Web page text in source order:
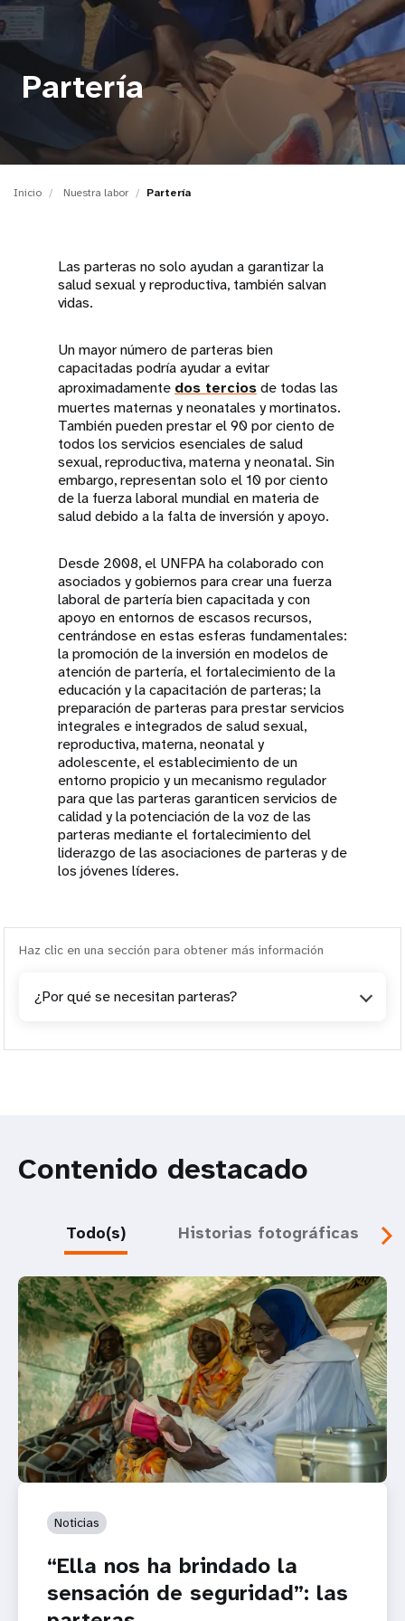
t
n
Partería
Inicio Nuestra labor Partería
Las parteras no solo ayudan a garantizar la
salud sexual y reproductiva, también salvan
vidas.
Un mayor número de parteras bien
capacitadas podría ayudar a evitar
aproximadamente dos terciosde todas las
muertes maternas y neonatales y mortinatos.
También pueden prestar el 90 por ciento de
todos los servicios esenciales de salud
sexual, reproductiva, materna y neonatal. Sin
embargo, representan solo el 10 por ciento
de la fuerza laboral mundial en materia de
salud debido a la falta de inversión y apoyo.
Desde 2008, el UNFPA ha colaborado con
asociados y gobiernos para crear una fuerza
laboral de partería bien capacitada y con
apoyo en entornos de escasos recursos,
centrándose en estas esferas fundamentales:
la promoción de la inversión en modelos de
atención de partería, el fortalecimiento de la
educación y la capacitación de parteras; la
preparación de parteras para prestar servicios
integrales e integrados de salud sexual,
reproductiva, materna, neonatal y
adolescente, el establecimiento de un
entorno propicio y un mecanismo regulador
para que las parteras garanticen servicios de
calidad y la potenciación de la voz de las
parteras mediante el fortalecimiento del
liderazgo de las asociaciones de parteras y de
los jóvenes líderes.
Haz clic en una sección para obtener más información
¿Por qué se necesitan parteras?
Contenido destacado
Todo(s) Historias fotográficas
Noticias
“Ella nos ha brindado la
sensación de seguridad”: las